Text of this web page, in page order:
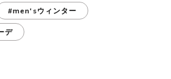
#men'sウィンター
デ